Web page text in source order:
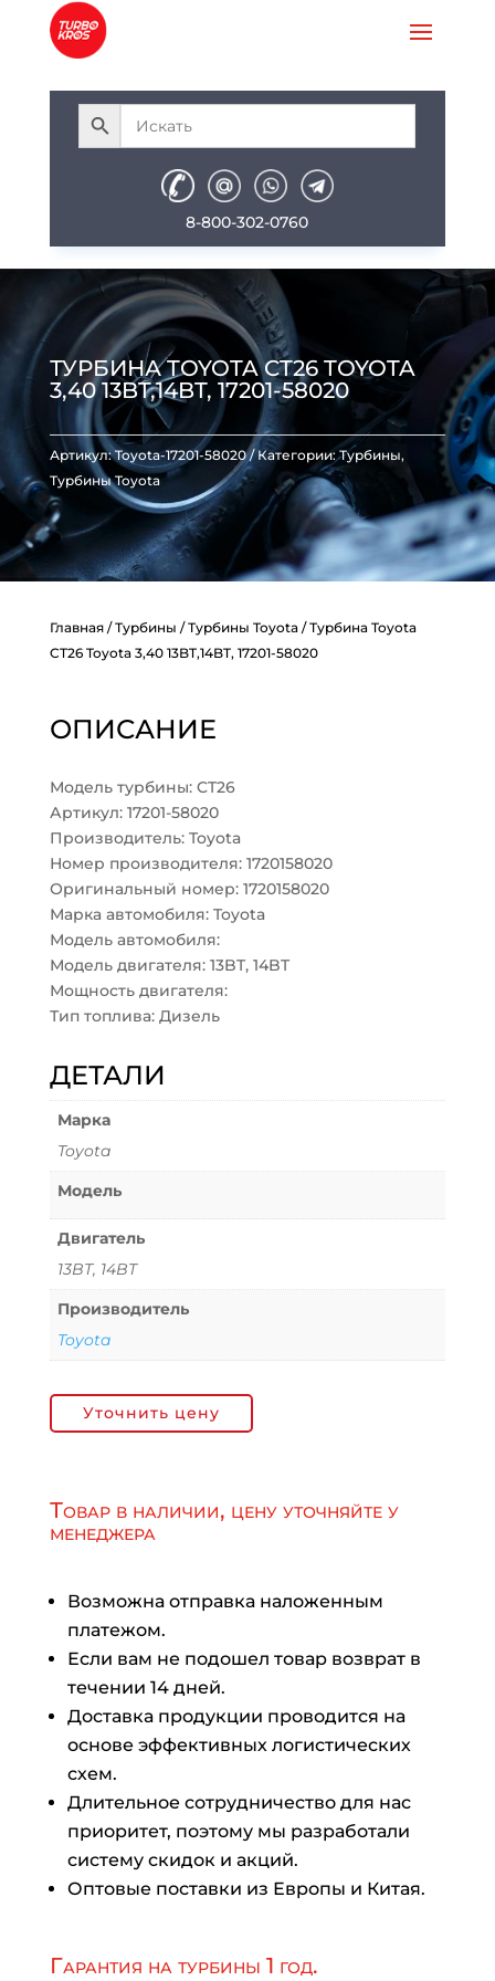
8-800-302-0760
ТУРБИНА TOYOTA CT26 TOYOTA
3,40 13BT,14BT, 17201-58020
Артикул:Toyota-17201-58020 Категории:Турбины,
Турбины Toyota
Главная/Турбины /Турбины Toyota/ Турбина Toyota
CT26 Toyota 3,40 13BT,14BT, 17201-58020
ОПИСАНИЕ
Модель турбины: CT26
Артикул: 17201-58020
Производитель: Toyota
Номер производителя: 1720158020
Оригинальный номер: 1720158020
Марка автомобиля: Toyota
Модель автомобиля:
Модель двигателя: 13BT, 14BT
Мощность двигателя:
Тип топлива: Дизель
ДЕТАЛИ
Марка
Toyota
Модель
Двигатель
13BT, 14BT
Производитель
Toyota
Уточнить цену
Товар в наличии, цену уточняйте у
менеджера
Возможна отправка наложенным
платежом.
Если вам не подошел товар возврат в
течении 14 дней.
Доставка продукции проводится на
основе эффективных логистических
схем.
Длительное сотрудничество для нас
приоритет, поэтому мы разработали
систему скидок и акций.
Оптовые поставки из Европы и Китая.
Гарантия на турбины 1 год.